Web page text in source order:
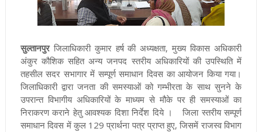
सुल्तानपुरजिलाधिकारी कुमार हर्ष की अध्यक्षता, मुख्य विकास अधिकारी
अंकुर कौशिक सहित अन्य जनपद स्तरीय अधिकारियों की उपस्थिति में
तहसील सदर सभागार में सम्पूर्ण समाधान दिवस का आयोजन किया गया।
जिलाधिकारी द्वारा जनता की समस्याओं को गम्भीरता के साथ सुनने के
उपरान्त विभागीय अधिकारियों के माध्यम से मौके पर ही समस्याओं का
निराकरण कराने हेतु आवश्यक दिशा निर्देश दिये । जिला स्तरीय सम्पूर्ण
समाधान दिवस में कुल 129 प्रार्थना पत्र प्राप्त हुए, जिसमें राजस्व विभाग